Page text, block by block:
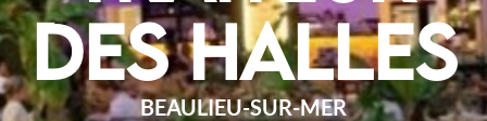
des Halles
BEAULIEU-SUR-MER